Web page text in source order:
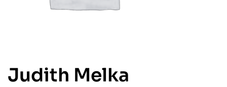
Judith Melka